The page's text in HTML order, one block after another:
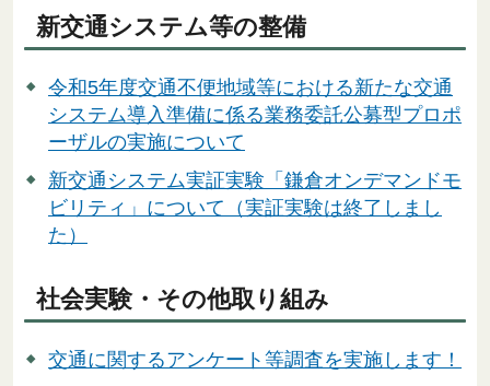
新交通システム等の整備
令和5年度交通不便地域等における新たな交通
システム導入準備に係る業務委託公募型プロポ
ーザルの実施について
新交通システム実証実験「鎌倉オンデマンドモ
ビリティ」について（実証実験は終了しまし
た）
社会実験・その他取り組み
交通に関するアンケート等調査を実施します！